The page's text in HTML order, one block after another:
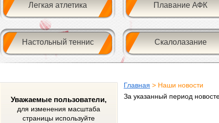
Легкая атлетика Плавание АФК
Настольный теннис Скалолазание
Уважаемые пользователи,
для изменения масштаба
страницы используйте
Главная > Наши новости
За указанный период